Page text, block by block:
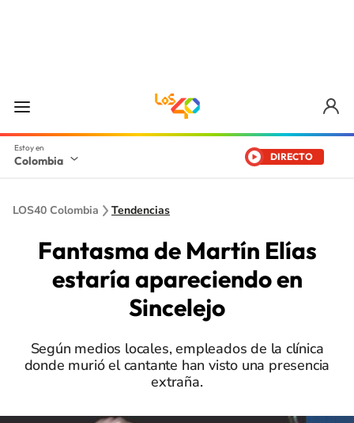
Colombia DIRECTO
LOS40 Colombia Tendencias
Fantasma de Martín Elías
estaría apareciendo en
Sincelejo
Según medios locales, empleados de la clínica
donde murió el cantante han visto una presencia
extraña.